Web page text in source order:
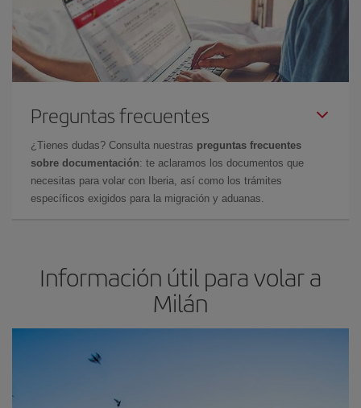
Preguntas frecuentes
¿Tienes dudas? Consulta nuestras preguntas frecuentes
sobre documentación: te aclaramos los documentos que
necesitas para volar con Iberia, así como los trámites
específicos exigidos para la migración y aduanas.
Información útil para volar a
Milán